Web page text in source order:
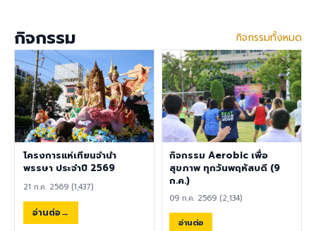
เดือน 30,000 – 40,000
บาท เงินช่วยเหลือค่าที่พัก
6,500 บาท/เดือน สวัสดิการ
การต่ออายุ Visa และ Work
Permit ประกันสุขภาพเอกชน
คุณสมบัติประจำตำแหน่ง สำเร็จ
การศึกษาระดับปริญญาตรี ใน
สาขาวิชาคณิตศาสตร์ ภาษา
อังกฤษ วิทยาศาสตร์
สังคมศึกษา สุขศึกษา/
พลศึกษา ศิลปะ หรือสาขาอื่นที่
เป็นภาษาแม่ (Native English
Speaker) หรือหากไม่ใช่เจ้าของ
กิจกรรม กิจกรรมทั้งหมด
โครงการแห่เทียนจำนำ
พรรษา ประจำปี 2569
21 ก.ค. 2569 (1,437)
อ่านต่อ
กิจกรรม Aerobic เพื่อ
สุขภาพ ทุกวันพฤหัสบดี (9
ก.ค.)
09 ก.ค. 2569 (2,134)
อ่านต่อ